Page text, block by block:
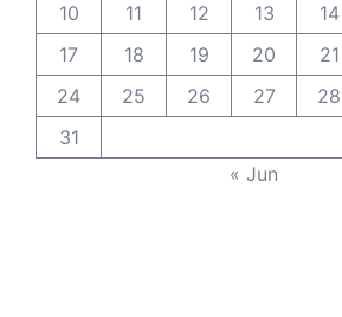
10
11 12 13 14
17
18 19 20 21
24
25 26 27 28
31
« Jun